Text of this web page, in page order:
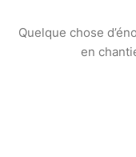
Quelque chose
en